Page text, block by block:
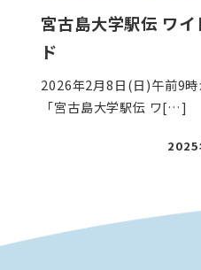
宮古島大学駅伝 ワ
ド
2026年2月8日(日)午前9
「宮古島大学駅伝 ワ[…]
投
2025